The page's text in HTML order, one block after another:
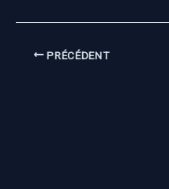
PRÉCÉDENT